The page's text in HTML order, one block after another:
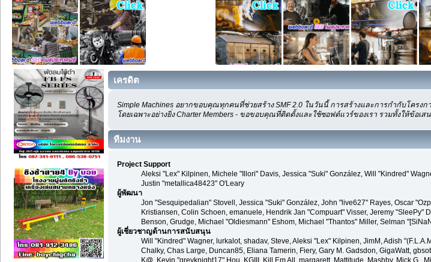
เครดิต
Simple Machines อยากขอบคุณทุกคนที่ช่วยสร้าง SMF 2.0 ในวันนี้ การสร้างและการกำกับโครง
โดยเฉพาะอย่างยิ่ง Charter Members - ขอขอบคุณที่ติดตั้งและใช้ซอฟต์แวร์ของเรา รวมทั้งให้ข้อ
ทีมงาน
Project Support
Aleksi "Lex" Kilpinen, Michele "Illori" Davis, Jessica "Suki" González, Will "Kindred"
Justin "metallica48423" O'Leary
ผู้พัฒนา
Jon "Sesquipedalian" Stovell, Jessica "Suki" González, John "live627" Rayes, Oscar
Kristiansen, Colin Schoen, emanuele, Hendrik Jan "Compuart" Visser, Jeremy
Benson, Grudge, Michael "Oldiesmann" Eshom, Michael "Thantos" Miller, Selman
ผู้เชี่ยวชาญด้านการสนับสนุน
Will "Kindred" Wagner, lurkalot, shadav, Steve, Aleksi "Lex" Kilpinen, JimM, Adish
Chalky, Chas Large, Duncan85, Eliana Tamerin, Fiery, Gary M. Gadsdon, GigaWatt,